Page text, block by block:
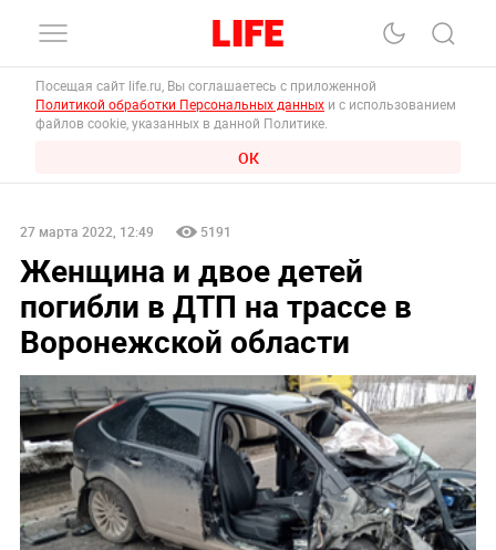
Посещая сайт life.ru, Вы соглашаетесь с приложенной
Политикой обработки Персональных данных и с использованием
файлов cookie, указанных в данной Политике.
ОК
27 марта 2022, 12:49 5191
Женщина и двое детей
погибли в ДТП на трассе в
Воронежской области